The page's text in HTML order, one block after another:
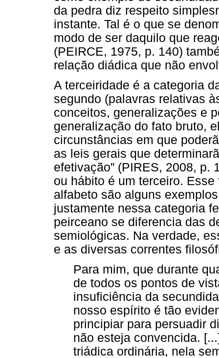
da pedra diz respeito
instante. Tal é o que se
modo de ser daquilo que
(PEIRCE, 1975, p. 140)
relação diádica que não
A terceiridade é a categoria
segundo (palavras relativas
conceitos, generalizações e
generalização do fato bruto,
circunstâncias em que
as leis gerais que
efetivação” (PIRES, 2008, p.
ou hábito é um terceiro.
alfabeto são alguns
justamente nessa categoria
peirceano se diferencia das
semiológicas. Na verdade,
e as diversas correntes
Para mim, que durante
de todos os pontos de
insuficiência da
nosso espírito é tão
principiar para persuadir
não esteja convencida.
triádica ordinária, nela